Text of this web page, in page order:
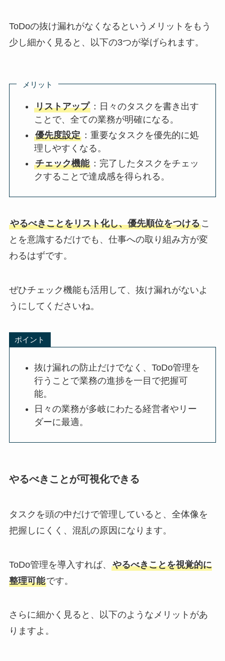
ToDoの抜け漏れがなくなるというメリットをもう
少し細かく見ると、以下の3つが挙げられます。
メリット
リストアップ ：日々のタスクを書き出す
ことで、全ての業務が明確になる。
優先度設定 ：重要なタスクを優先的に処
理しやすくなる。
チェック機能 ：完了したタスクをチェッ
クすることで達成感を得られる。
やるべきことをリスト化し、優先順位をつけるこ
とを意識するだけでも、仕事への取り組み方が変
わるはずです。
ぜひチェック機能も活用して、抜け漏れがないよ
うにしてくださいね。
ポイント
抜け漏れの防止だけでなく、ToDo管理を
行うことで業務の進捗を一目で把握可
能。
日々の業務が多岐にわたる経営者やリー
ダーに最適。
やるべきことが可視化できる
タスクを頭の中だけで管理していると、全体像を
把握しにくく、混乱の原因になります。
ToDo管理を導入すれば、 やるべきことを視覚的に
整理可能です。
さらに細かく見ると、以下のようなメリットがあ
りますよ。